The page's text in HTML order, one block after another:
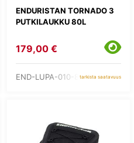
ENDURISTAN TORNADO 3
PUTKILAUKKU 80L
179,00 €
END-LUPA-010-80tarkista saatavuus